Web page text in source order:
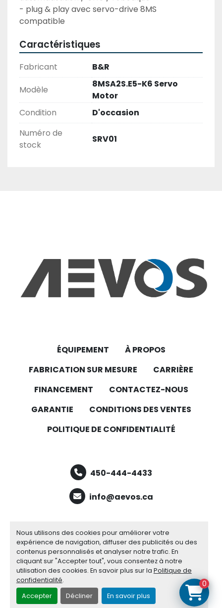
Nous utilisons des cookies pour améliorer votre
expérience de navigation, diffuser des publicités ou des
contenus personnalisés et analyser notre trafic. En
cliquant sur "Accepter tout", vous consentez à notre
utilisation des cookies. En savoir plus sur la Politique de
confidentialité.
Accepter
Décliner En savoir plus
- plug & play avec servo-drive 8MS
compatible
Caractéristiques
Fabricant
B&R
Modèle
8MSA2S.E5-K6 Servo
Motor
Condition
D'occasion
Numéro de
stock
SRV01
ÉQUIPEMENT
À PROPOS
FABRICATION SUR MESURE
CARRIÈRE
FINANCEMENT
CONTACTEZ-NOUS
GARANTIE
CONDITIONS DES VENTES
POLITIQUE DE CONFIDENTIALITÉ
450-444-4433
info@aevos.ca
facebook
youtube
linkedin
Gérez les cookies
Site web
0